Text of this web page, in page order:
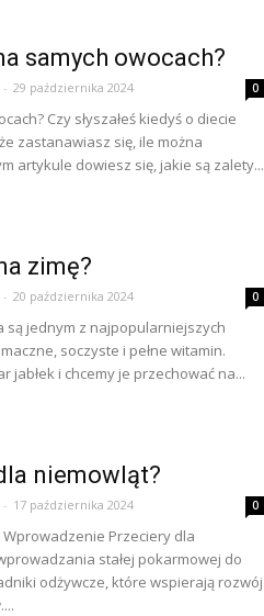
samych owocach?
- 29 października 2024 0
Czy słyszałeś kiedyś o diecie
zastanawiasz się, ile można
artykule dowiesz się, jakie są zalety...
zimę?
- 20 października 2024 0
są jednym z najpopularniejszych
soczyste i pełne witamin.
jabłek i chcemy je przechować na...
niemowląt?
- 17 października 2024 0
Przeciery dla
stałej pokarmowej do
odżywcze, które wspierają rozwój